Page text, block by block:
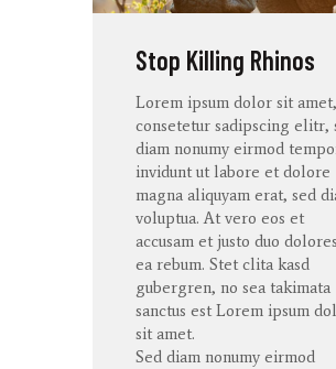
Stop Killing Rhinos
Lorem ipsum dolor sit amet,
consetetur sadipscing elitr,
diam nonumy eirmod
invidunt ut labore et dolore
magna aliquyam erat, sed
voluptua. At vero eos et
accusam et justo duo dolores
ea rebum. Stet clita kasd
gubergren, no sea takimata
sanctus est Lorem ipsum
sit amet.
Sed diam nonumy eirmod